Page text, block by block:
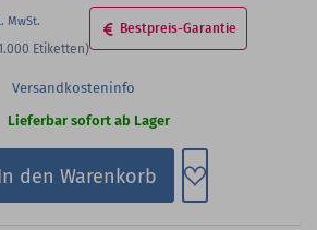
Etiketten)
Bestpreis-Garantie
Versandkosteninfo
Lieferbar sofort ab Lager
den Warenkorb Zum